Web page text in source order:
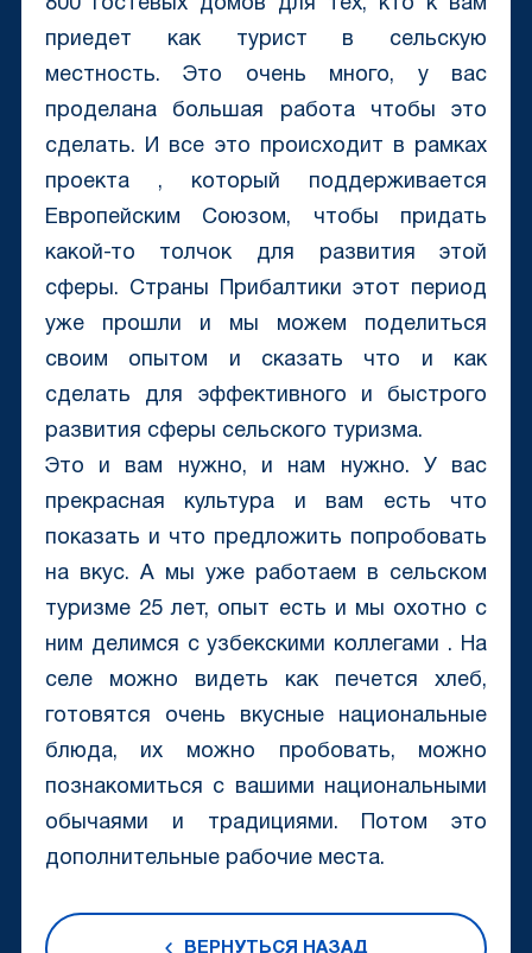
приедет как турист в сельскую
местность. Это очень много, у вас
проделана большая работа чтобы это
сделать. И все это происходит в рамках
проекта , который поддерживается
Европейским Союзом, чтобы придать
какой-то толчок для развития этой
сферы. Страны Прибалтики этот период
уже прошли и мы можем поделиться
своим опытом и сказать что и как
сделать для эффективного и быстрого
развития сферы сельского туризма.
Это и вам нужно, и нам нужно. У вас
прекрасная культура и вам есть что
показать и что предложить попробовать
на вкус. А мы уже работаем в сельском
туризме 25 лет, опыт есть и мы охотно с
ним делимся с узбекскими коллегами . На
селе можно видеть как печется хлеб,
готовятся очень вкусные национальные
блюда, их можно пробовать, можно
познакомиться с вашими национальными
обычаями и традициями. Потом это
дополнительные рабочие места.
ВЕРНУТЬСЯ НАЗАД